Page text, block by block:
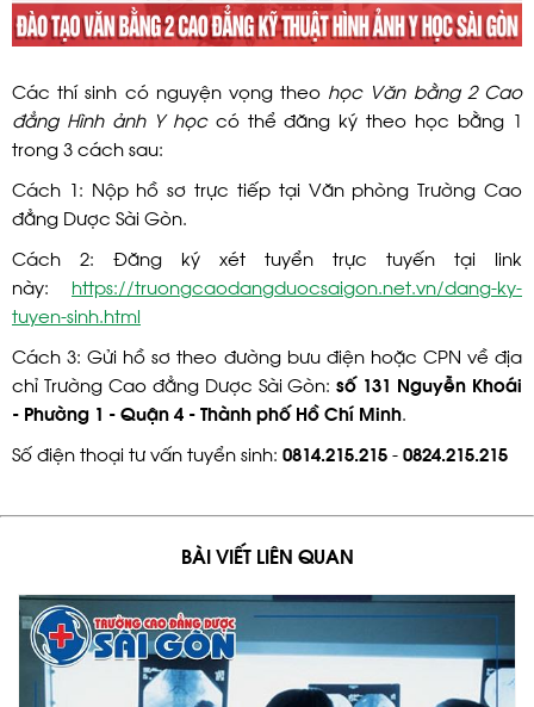
Các thí sinh có nguyện vọng theo học Văn bằng 2 Cao
đẳng Hình ảnh Y họccó thể đăng ký theo học bằng 1
trong 3 cách sau:
Cách 1: Nộp hồ sơ trực tiếp tại Văn phòng Trường Cao
đẳng Dược Sài Gòn.
Cách 2: Đăng ký xét tuyển trực tuyến tại link
này: https://truongcaodangduocsaigon.net.vn/dang-ky-
tuyen-sinh.html
Cách 3: Gửi hồ sơ theo đường bưu điện hoặc CPN về địa
chỉ Trường Cao đẳng Dược Sài Gòn:số 131 Nguyễn Khoái
- Phường 1 - Quận 4 - Thành phố Hồ Chí Minh.
Số điện thoại tư vấn tuyển sinh: 0814.215.215-0824.215.215
BÀI VIẾT LIÊN QUAN